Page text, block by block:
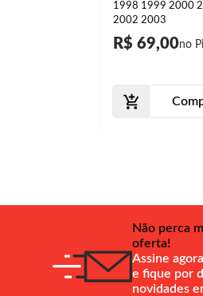
1998 1999 2000
2002 2003
R$ 69,00
Não perca
oferta!
Assine
e fique por
novidades